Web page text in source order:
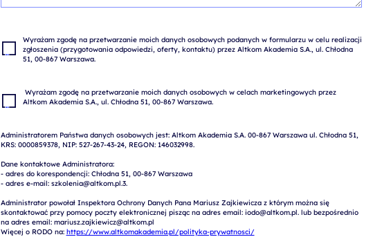
Wyrażam zgodę na przetwarzanie moich danych osobowych podanych w formularzu w celu realizacji
zgłoszenia (przygotowania odpowiedzi, oferty, kontaktu) przez Altkom Akademia S.A., ul. Chłodna
51, 00-867 Warszawa.
Altkom Akademia S.A., ul. Chłodna 51, 00-867 Warszawa.
Administratorem Państwa danych osobowych jest: Altkom Akademia S.A. 00-867 Warszawa ul. Chłodna 51,
KRS: 0000859378, NIP: 527-267-43-24, REGON: 146032998.
Dane kontaktowe Administratora:
- adres do korespondencji: Chłodna 51, 00-867 Warszawa
- adres e-mail: szkolenia@altkom.pl.3.
Administrator powołał Inspektora Ochrony Danych Pana Mariusz Zajkiewicza z którym można się
skontaktować przy pomocy poczty elektronicznej pisząc na adres email: iodo@altkom.pl. lub bezpośrednio
na adres email: mariusz.zajkiewicz@altkom.pl
Więcej o RODO na: https://www.altkomakademia.pl/polityka-prywatnosci/